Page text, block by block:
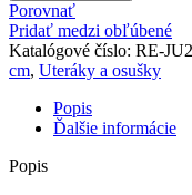
Porovnať
Pridať medzi obľúbené
Katalógové číslo: RE-
cm, Uteráky a osušky
Popis
Ďalšie informácie
Popis